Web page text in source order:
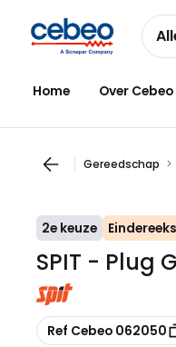
naar
navigatie
naar
inhoud
Home Over Cebeo
Gereedschap
2e keuze Eindereeks
SPIT - Plug
Kopiëren
Ref Cebeo 062050